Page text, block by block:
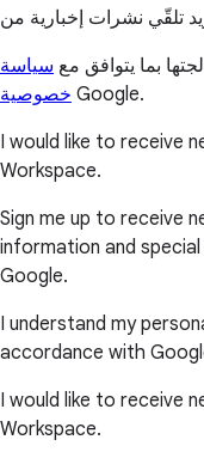
بما يتوافق مع سياسة
خصوصية Google.
I would like to receive
Workspace.
Sign me up to receive
information and
Google.
I understand my
accordance with
I would like to receive
Workspace.